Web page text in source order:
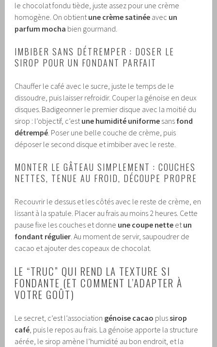
le chocolat fondu tiède, juste assez pour une crème
homogène. On obtientune crème satinée avec un
parfum mocha bien gourmand.
IMBIBER SANS DÉTREMPER : DOSER LE
SIROP POUR UN FONDANT PARFAIT
Chauffer le café avec le sucre, juste le temps de le
dissoudre, puis laisser refroidir. Couper la génoise en deux
disques. Badigeonner le premier disque avec la moitié du
sirop : l’objectif, c’estune humidité uniforme sans fond
détrempé. Poser une belle couche de crème, puis
déposer le second disque et imbiber avec le reste.
MONTER LE GÂTEAU SIMPLEMENT : COUCHES
NETTES, TENUE AU FROID, DÉCOUPE PROPRE
Recouvrir le dessus et les côtés avec le reste de crème, en
lissant à la spatule. Placer au frais au moins 2 heures. Cette
pause fixe les couches et donne une coupe nette etun
fondant régulier. Au moment de servir, saupoudrer de
cacao et ajouter des copeaux de chocolat.
LE “TRUC” QUI REND LA TEXTURE SI
FONDANTE (ET COMMENT L’ADAPTER À
VOTRE GOÛT)
Le secret, c’est l’association génoise cacao plussirop
café, puis le repos au frais. La génoise apporte la structure
aérée, le sirop amène l’humidité au bon endroit, et la